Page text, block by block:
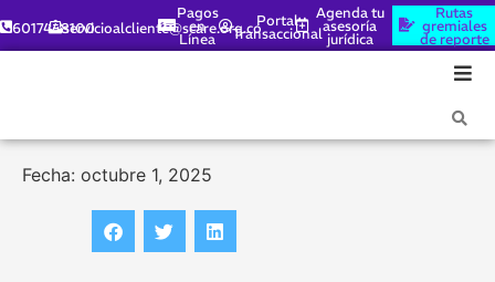
6017448100servicioalcliente@scare.org.co
Pagos
en
Línea
Portal
Transaccional
Agenda tu
asesoría
jurídica
Rutas
gremiales
de reporte
Fecha: octubre 1, 2025